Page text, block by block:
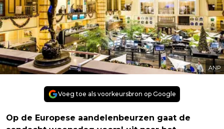
ANP
Voeg toe als voorkeursbron op Google
Op de Europese aandelenbeurzen gaat de